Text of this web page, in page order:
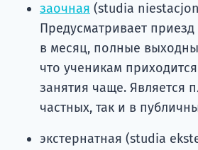
заочная (studia
Предусматривает
в месяц, полные
что ученикам
занятия чаще. Является
частных, так и в
экстернатная (studia